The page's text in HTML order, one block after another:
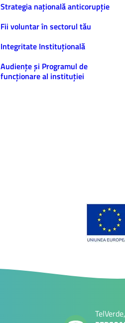
Strategia națională anticorupție
Fii voluntar în sectorul tău
Integritate Instituțională
Audiențe și Programul de
funcționare al instituției